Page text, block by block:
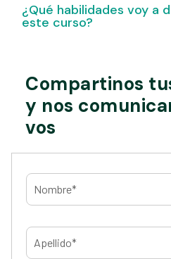
¿Qué habilidades voy a
este curso?
Compartinos
y nos
vos